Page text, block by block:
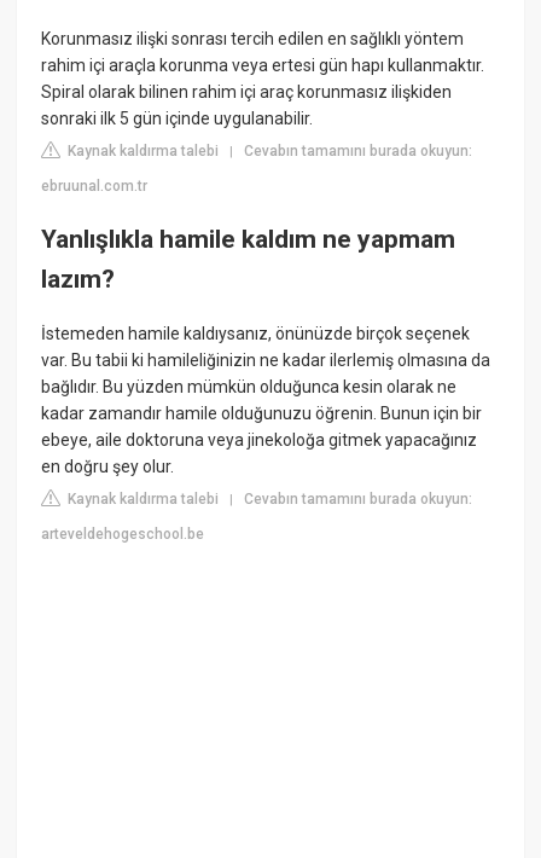
Korunmasız ilişki sonrası tercih edilen en sağlıklı yöntem
rahim içi araçla korunma veya ertesi gün hapı kullanmaktır.
Spiral olarak bilinen rahim içi araç korunmasız ilişkiden
sonraki ilk 5 gün içinde uygulanabilir.
Kaynak kaldırma talebi |Cevabın tamamını burada okuyun:
ebruunal.com.tr
Yanlışlıkla hamile kaldım ne yapmam
lazım?
İstemeden hamile kaldıysanız, önünüzde birçok seçenek
var. Bu tabii ki hamileliğinizin ne kadar ilerlemiş olmasına da
bağlıdır. Bu yüzden mümkün olduğunca kesin olarak ne
kadar zamandır hamile olduğunuzu öğrenin. Bunun için bir
ebeye, aile doktoruna veya jinekoloğa gitmek yapacağınız
en doğru şey olur.
Kaynak kaldırma talebi |Cevabın tamamını burada okuyun:
arteveldehogeschool.be